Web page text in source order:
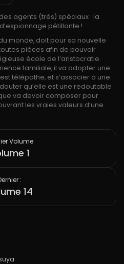
agents (très) spéciaux : la
pétillante !
monde, doit pour sa nouvelle
pièces afin de pouvoir
école de l’aristocratie.
familiale, il va adopter une
télépathe, et s’associer à une
qu’elle est une redoutable
va devoir composer pour
les vraies valeurs d’une
Volume
1
:
14